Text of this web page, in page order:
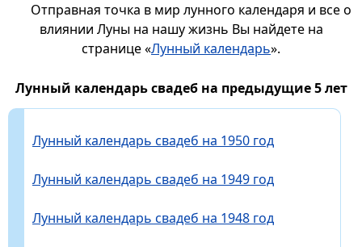
Отправная точка в мир лунного календаря и все о
влиянии Луны на нашу жизнь Вы найдете на
странице «Лунный календарь».
Лунный календарь свадеб на предыдущие 5 лет
Лунный календарь свадеб на 1950 год
Лунный календарь свадеб на 1949 год
Лунный календарь свадеб на 1948 год